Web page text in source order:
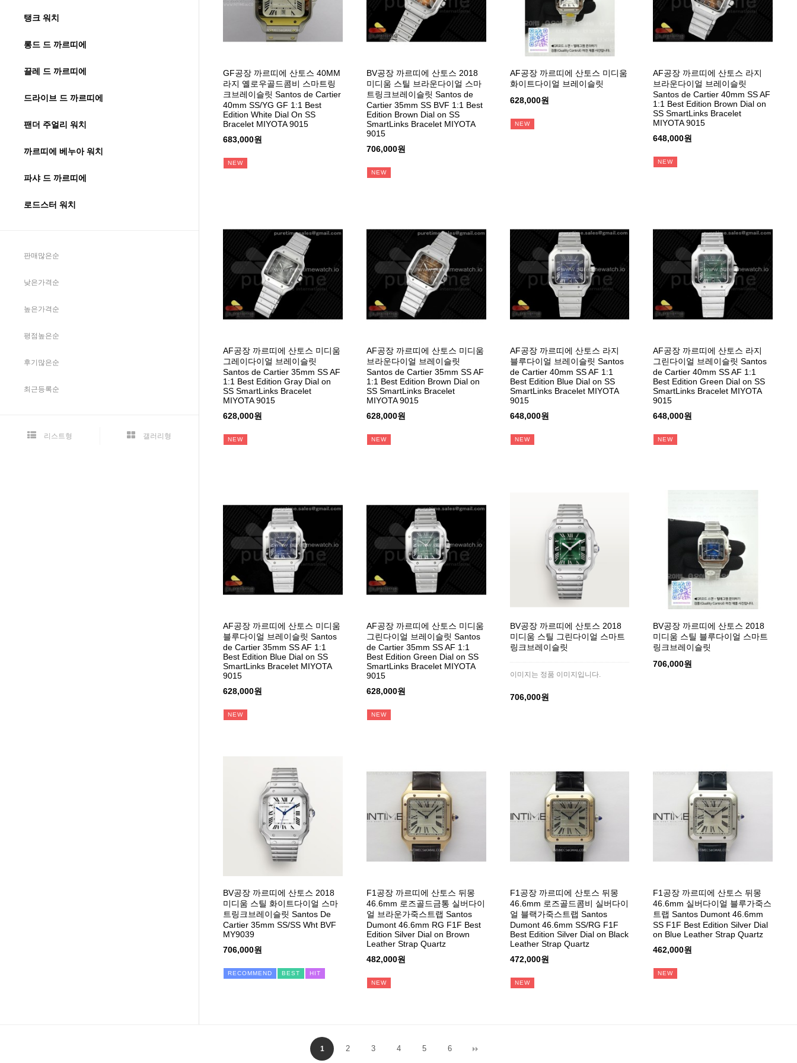
탱크 워치
롱드 드 까르띠에
끌레 드 까르띠에
드라이브 드 까르띠에
팬더 주얼리 워치
까르띠에 베누아 워치
파샤 드 까르띠에
로드스터 워치
판매많은순
낮은가격순
높은가격순
평점높은순
후기많은순
최근등록순
리스트형 갤러리형
GF공장 까르띠에 산토스 40MM
라지 옐로우골드콤비 스마트링
크브레이슬릿 Santos de Cartier
40mm SS/YG GF 1:1 Best
Edition White Dial On SS
Bracelet MIYOTA 9015
683,000원
NEW
BV공장 까르띠에 산토스 2018
미디움 스틸 브라운다이얼 스마
트링크브레이슬릿 Santos de
Cartier 35mm SS BVF 1:1 Best
Edition Brown Dial on SS
SmartLinks Bracelet MIYOTA
9015
706,000원
NEW
AF공장 까르띠에 산토스 미디움
화이트다이얼 브레이슬릿
628,000원
NEW
AF공장 까르띠에 산토스 라지
브라운다이얼 브레이슬릿
Santos de Cartier 40mm SS AF
1:1 Best Edition Brown Dial on
SS SmartLinks Bracelet
MIYOTA 9015
648,000원
NEW
AF공장 까르띠에 산토스 미디움
그레이다이얼 브레이슬릿
Santos de Cartier 35mm SS AF
1:1 Best Edition Gray Dial on
SS SmartLinks Bracelet
MIYOTA 9015
628,000원
NEW
AF공장 까르띠에 산토스 미디움
브라운다이얼 브레이슬릿
Santos de Cartier 35mm SS AF
1:1 Best Edition Brown Dial on
SS SmartLinks Bracelet
MIYOTA 9015
628,000원
NEW
AF공장 까르띠에 산토스 라지
블루다이얼 브레이슬릿 Santos
de Cartier 40mm SS AF 1:1
Best Edition Blue Dial on SS
SmartLinks Bracelet MIYOTA
9015
648,000원
NEW
AF공장 까르띠에 산토스 라지
그린다이얼 브레이슬릿 Santos
de Cartier 40mm SS AF 1:1
Best Edition Green Dial on SS
SmartLinks Bracelet MIYOTA
9015
648,000원
NEW
AF공장 까르띠에 산토스 미디움
블루다이얼 브레이슬릿 Santos
de Cartier 35mm SS AF 1:1
Best Edition Blue Dial on SS
SmartLinks Bracelet MIYOTA
9015
628,000원
NEW
AF공장 까르띠에 산토스 미디움
그린다이얼 브레이슬릿 Santos
de Cartier 35mm SS AF 1:1
Best Edition Green Dial on SS
SmartLinks Bracelet MIYOTA
9015
628,000원
NEW
BV공장 까르띠에 산토스 2018
미디움 스틸 그린다이얼 스마트
링크브레이슬릿
이미지는 정품 이미지입니다.
706,000원
BV공장 까르띠에 산토스 2018
미디움 스틸 블루다이얼 스마트
링크브레이슬릿
706,000원
BV공장 까르띠에 산토스 2018
미디움 스틸 화이트다이얼 스마
트링크브레이슬릿 Santos De
Cartier 35mm SS/SS Wht BVF
MY9039
706,000원
RECOMMEND BEST HIT
F1공장 까르띠에 산토스 뒤몽
46.6mm 로즈골드금통 실버다이
얼 브라운가죽스트랩 Santos
Dumont 46.6mm RG F1F Best
Edition Silver Dial on Brown
Leather Strap Quartz
482,000원
NEW
F1공장 까르띠에 산토스 뒤몽
46.6mm 로즈골드콤비 실버다이
얼 블랙가죽스트랩 Santos
Dumont 46.6mm SS/RG F1F
Best Edition Silver Dial on Black
Leather Strap Quartz
472,000원
NEW
F1공장 까르띠에 산토스 뒤몽
46.6mm 실버다이얼 블루가죽스
트랩 Santos Dumont 46.6mm
SS F1F Best Edition Silver Dial
on Blue Leather Strap Quartz
462,000원
NEW
1 2 3 4 5 6